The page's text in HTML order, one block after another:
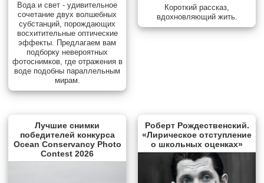
Вода и свет - удивительное
сочетание двух волшебных
субстанций, порождающих
восхитительные оптические
эффекты. Предлагаем вам
подборку невероятных
фотоснимков, где отражения в
воде подобны параллельным
мирам.
Короткий рассказ,
вдохновляющий жить.
Лучшие снимки
победителей конкурса
Ocean Conservancy Photo
Contest 2026
Роберт Рождественский.
«Лирическое отступление
о школьных оценках»